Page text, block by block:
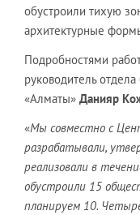
обустроили тихую
архитектурные
Подробностями
руководитель
«Алматы» Данияр
«Мы совместно с
разрабатывали,
реализовали в
обустроили 15
планируем 10.